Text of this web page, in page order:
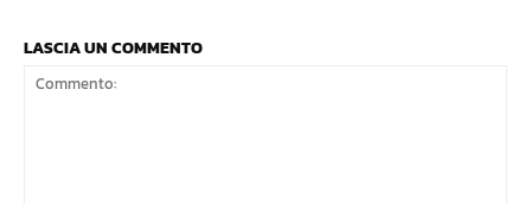
LASCIA UN COMMENTO